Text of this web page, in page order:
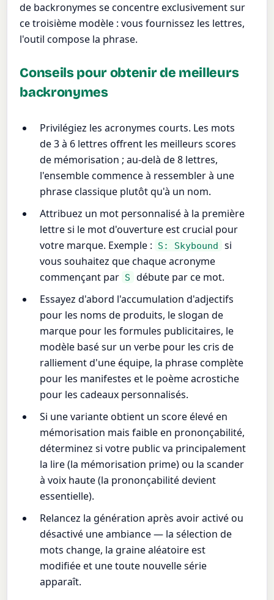
de backronymes se concentre exclusivement sur
ce troisième modèle : vous fournissez les lettres,
l'outil compose la phrase.
Conseils pour obtenir de meilleurs
backronymes
Privilégiez les acronymes courts. Les mots
de 3 à 6 lettres offrent les meilleurs scores
de mémorisation ; au-delà de 8 lettres,
l'ensemble commence à ressembler à une
phrase classique plutôt qu'à un nom.
Attribuez un mot personnalisé à la première
lettre si le mot d'ouverture est crucial pour
votre marque. Exemple :
S: Skybound
si
vous souhaitez que chaque acronyme
commençant par S
débute par ce mot.
Essayez d'abord l'accumulation d'adjectifs
pour les noms de produits, le slogan de
marque pour les formules publicitaires, le
modèle basé sur un verbe pour les cris de
ralliement d'une équipe, la phrase complète
pour les manifestes et le poème acrostiche
pour les cadeaux personnalisés.
Si une variante obtient un score élevé en
mémorisation mais faible en prononçabilité,
déterminez si votre public va principalement
la lire (la mémorisation prime) ou la scander
à voix haute (la prononçabilité devient
essentielle).
Relancez la génération après avoir activé ou
désactivé une ambiance — la sélection de
mots change, la graine aléatoire est
modifiée et une toute nouvelle série
apparaît.